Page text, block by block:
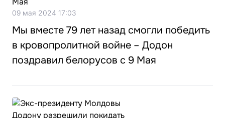
09 мая 2024 17:03
Мы вместе 79 лет назад смогли победить
в кровопролитной войне – Додон
поздравил белорусов с 9 Мая